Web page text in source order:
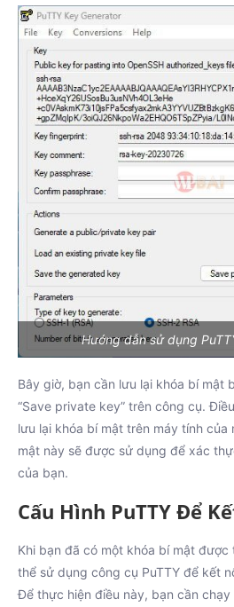
Hướng dẫn sử dụng
Bây giờ, bạn cần lưu lại khóa bí mật
“Save private key” trên công cụ.
lưu lại khóa bí mật trên máy tính của
mật này sẽ được sử dụng để xác
của bạn.
Cấu Hình PuTTY Để
Khi bạn đã có một khóa bí mật
thể sử dụng công cụ PuTTY để kết
Để thực hiện điều này, bạn cần